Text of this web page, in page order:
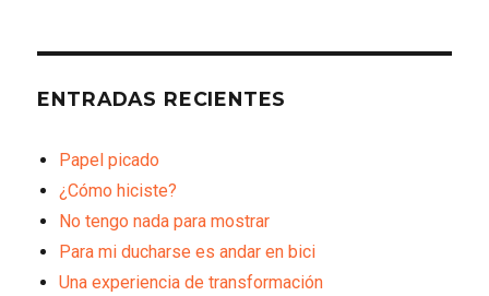
ENTRADAS RECIENTES
Papel picado
¿Cómo hiciste?
No tengo nada para mostrar
Para mi ducharse es andar en bici
Una experiencia de transformación